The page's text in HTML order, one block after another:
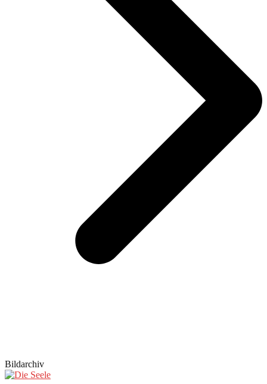
Bildarchiv